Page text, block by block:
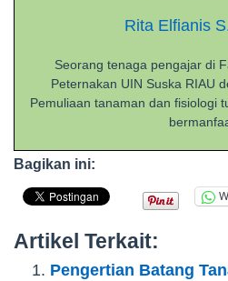
Rita Elfianis
Seorang tenaga pengajar di
Peternakan UIN Suska RIAU
Pemuliaan tanaman dan fisiologi
Bagikan ini:
Artikel Terkait:
Pengertian Batang